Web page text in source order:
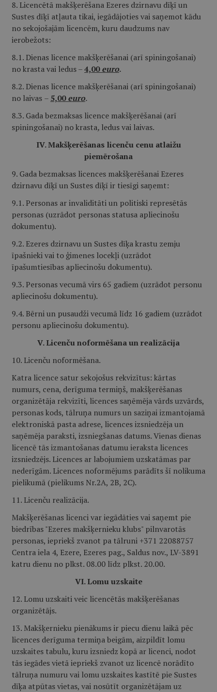
8. Licencētā makšķerēšana Ezeres dzirnavu dīķī un
Sustes dīķī atļauta tikai, iegādājoties vai saņemot kādu
no sekojošajām licencēm, kuru daudzums nav
ierobežots:
8.1. Dienas licence makšķerēšanai (arī spiningošanai)
no krasta vai ledus –4,00euro.
8.2. Dienas licence makšķerēšanai (arī spiningošanai)
no laivas – 5,00euro.
8.3. Gada bezmaksas licence makšķerēšanai (arī
spiningošanai) no krasta, ledus vai laivas.
IV. Makšķerēšanas licenču cenu atlaižu
piemērošana
9. Gada bezmaksas licences makšķerēšanai Ezeres
dzirnavu dīķī un Sustes dīķī ir tiesīgi saņemt:
9.1. Personas ar invaliditāti un politiski represētās
personas (uzrādot personas statusa apliecinošu
dokumentu).
9.2. Ezeres dzirnavu un Sustes dīķa krastu zemju
īpašnieki vai to ģimenes locekļi (uzrādot
īpašumtiesības apliecinošu dokumentu).
9.3. Personas vecumā virs 65 gadiem (uzrādot personu
apliecinošu dokumentu).
9.4. Bērni un pusaudži vecumā līdz 16 gadiem (uzrādot
personu apliecinošu dokumentu).
V. Licenču noformēšana un realizācija
10. Licenču noformēšana.
Katra licence satur sekojošus rekvizītus: kārtas
numurs, cena, derīguma termiņš, makšķerēšanas
organizētāja rekvizīti, licences saņēmēja vārds uzvārds,
personas kods, tālruņa numurs un saziņai izmantojamā
elektroniskā pasta adrese, licences izsniedzēja un
saņēmēja paraksti, izsniegšanas datums. Vienas dienas
licencē tās izmantošanas datumu ieraksta licences
izsniedzējs. Licences ar labojumiem uzskatāmas par
nederīgām. Licences noformējums parādīts šī nolikuma
pielikumā (pielikums Nr.2A, 2B, 2C).
11. Licenču realizācija.
Makšķerēšanas licenci var iegādāties vai saņemt pie
biedrības "Ezeres makšķernieku klubs" pilnvarotās
personas, iepriekš zvanot pa tālruni +371 22088757
Centra iela 4, Ezere, Ezeres pag., Saldus nov., LV-3891
katru dienu no plkst. 08.00 līdz plkst. 20.00.
VI. Lomu uzskaite
12. Lomu uzskaiti veic licencētās makšķerēšanas
organizētājs.
13. Makšķernieku pienākums ir piecu dienu laikā pēc
licences derīguma termiņa beigām, aizpildīt lomu
uzskaites tabulu, kuru izsniedz kopā ar licenci, nodot
tās iegādes vietā iepriekš zvanot uz licencē norādīto
tālruņa numuru vai lomu uzskaites kastītē pie Sustes
dīķa atpūtas vietas, vai nosūtīt organizētājam uz